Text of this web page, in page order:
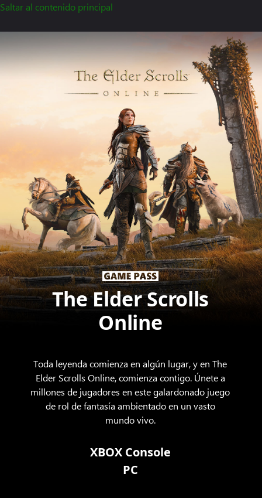
Saltar al contenido principal
The Elder Scrolls
Online
Toda leyenda comienza en algún lugar, y en The
Elder Scrolls Online, comienza contigo. Únete a
millones de jugadores en este galardonado juego
de rol de fantasía ambientado en un vasto
mundo vivo.
XBOX Console
PC